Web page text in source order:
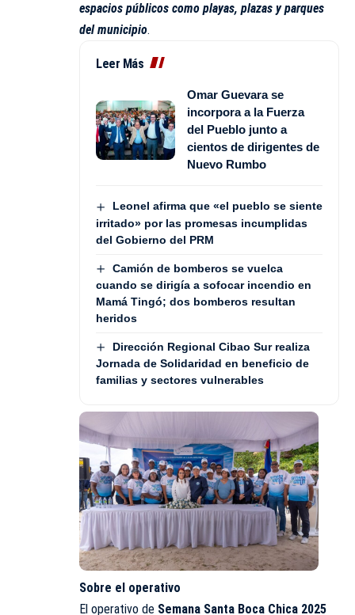
espacios públicos como playas, plazas y parques
del municipio.
Leer Más
Omar Guevara se
incorpora a la Fuerza
del Pueblo junto a
cientos de dirigentes de
Nuevo Rumbo
Leonel afirma que «el pueblo se siente
irritado» por las promesas incumplidas
del Gobierno del PRM
Camión de bomberos se vuelca
cuando se dirigía a sofocar incendio en
Mamá Tingó; dos bomberos resultan
heridos
Dirección Regional Cibao Sur realiza
Jornada de Solidaridad en beneficio de
familias y sectores vulnerables
Sobre el operativo
El operativo de Semana Santa Boca Chica 2025